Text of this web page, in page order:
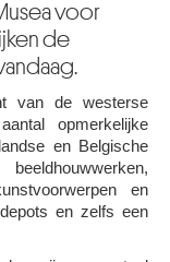
voor
de
van de westerse
opmerkelijke
en Belgische
en
en zelfs een